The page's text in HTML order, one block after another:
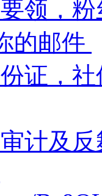
领，
的邮件
证，
计及